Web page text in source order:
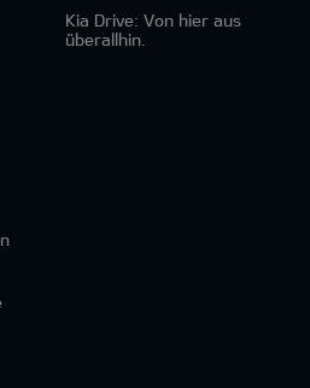
Kia Drive: Von hier aus
überallhin.